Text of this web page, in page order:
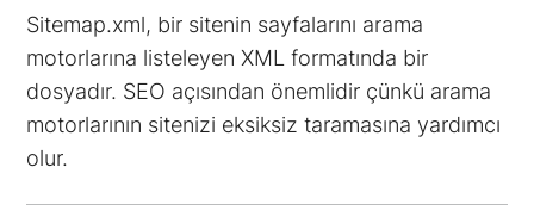
Sitemap.xml, bir sitenin sayfalarını arama
motorlarına listeleyen XML formatında bir
dosyadır. SEO açısından önemlidir çünkü arama
motorlarının sitenizi eksiksiz taramasına yardımcı
olur.